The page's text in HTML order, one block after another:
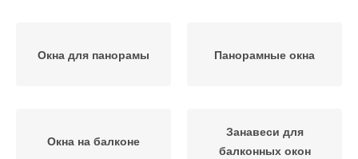
Окна для панорамы Панорамные окна
Окна на балконе
Занавеси для
балконных окон